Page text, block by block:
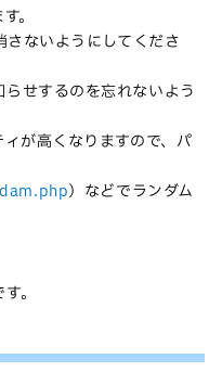
。
ないようにしてくださ
せするのを忘れないよう
が高くなりますので、パ
）などでランダム
。